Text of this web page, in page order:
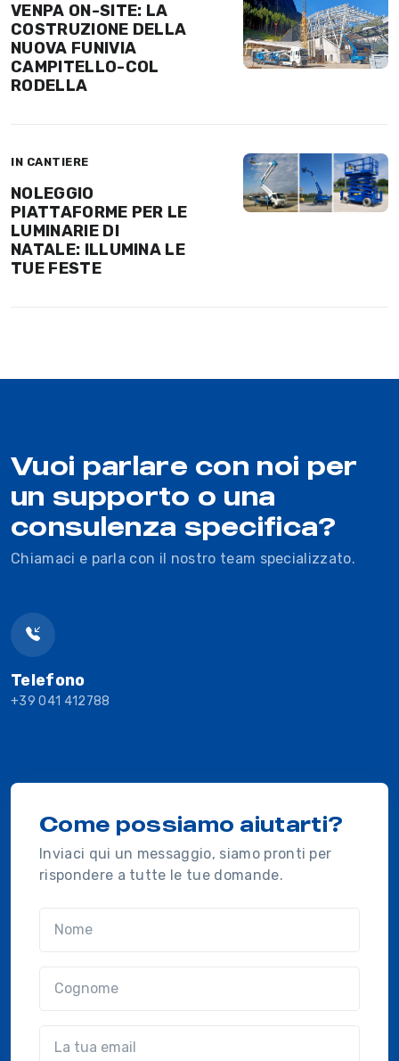
VENPA ON-SITE: LA
COSTRUZIONE DELLA
NUOVA FUNIVIA
CAMPITELLO-COL
RODELLA
IN CANTIERE
NOLEGGIO
PIATTAFORME PER LE
LUMINARIE DI
NATALE: ILLUMINA LE
TUE FESTE
Vuoi parlare con noi per
un supporto o una
consulenza specifica?
Chiamaci e parla con il nostro team specializzato.
Telefono
+39 041 412788
Come possiamo aiutarti?
Inviaci qui un messaggio, siamo pronti per
rispondere a tutte le tue domande.